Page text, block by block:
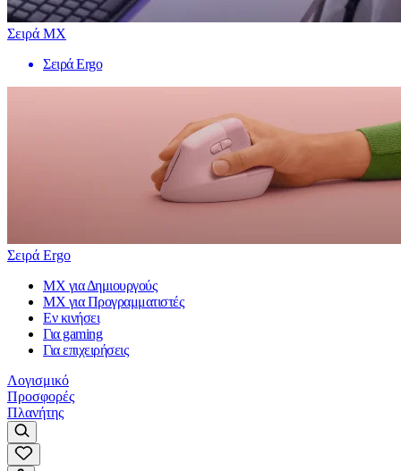
Σειρά MX
Σειρά Ergo
Σειρά Ergo
MX για Δημιουργούς
MX για Προγραμματιστές
Εν κινήσει
Για gaming
Για επιχειρήσεις
Λογισμικό
Προσφορές
Πλανήτης